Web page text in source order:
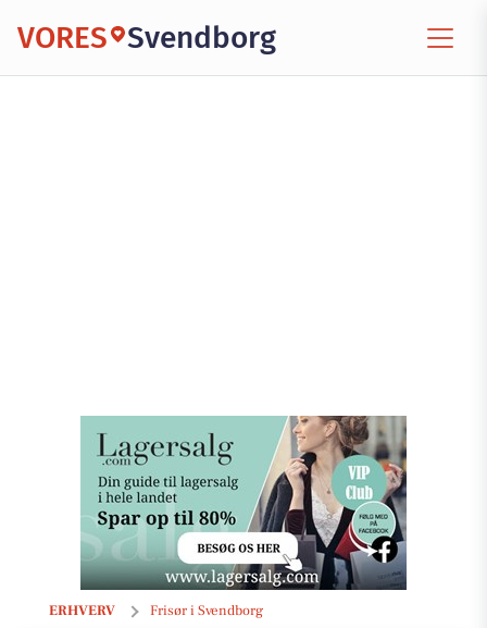
VORES Svendborg
ERHVERV Frisør i Svendborg
DON HAIRSTYLE